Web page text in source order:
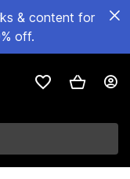
& content for
off.